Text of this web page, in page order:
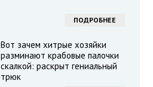
ПОДРОБНЕЕ
Вот зачем хитрые хозяйки
разминают крабовые палочки
скалкой: раскрыт гениальный
трюк